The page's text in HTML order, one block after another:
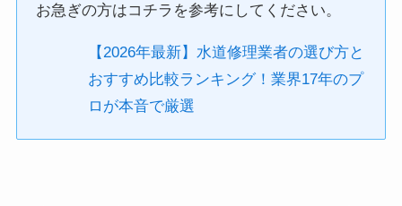
お急ぎの方はコチラを参考にしてください。
【2026年最新】水道修理業者の選び方と
おすすめ比較ランキング！業界17年のプ
ロが本音で厳選